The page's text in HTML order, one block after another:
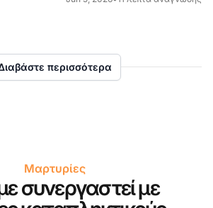
περισσότερα
Μαρτυρίες
συνεργαστεί με